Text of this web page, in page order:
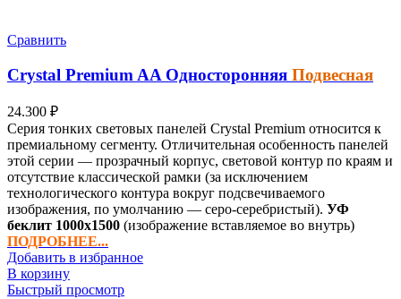
Сравнить
Crystal Premium AA Односторонняя Подвесная
24.300 ₽
Серия тонких световых панелей Crystal Premium относится к
премиальному сегменту. Отличительная особенность панелей
этой серии — прозрачный корпус, световой контур по краям и
отсутствие классической рамки (за исключением
технологического контура вокруг подсвечиваемого
изображения, по умолчанию — серо-серебристый). УФ
беклит 1000х1500 (изображение вставляемое во внутрь)
ПОДРОБНЕЕ...
Добавить в избранное
В корзину
Быстрый просмотр